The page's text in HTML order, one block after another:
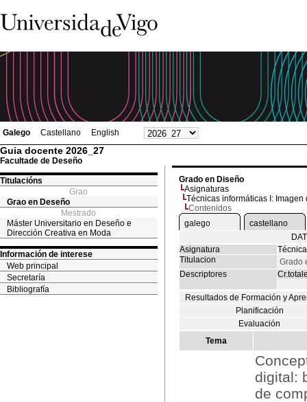
Galego Castellano English
Guia docente 2026_27
Facultade de Deseño
Titulacións
Grao
Grao en Deseño
Mestrado
Máster Universitario en Deseño e
Dirección Creativa en Moda
Información de interese
Web principal
Secretaría
Bibliografía
Grado en Diseño
Asignaturas
Técnicas informáticas I: Imagen
Contenidos
galego
castellano
Asignatura
Titulacion
Grado
Descriptores
Resultados de Formación y
Planificación
Evaluación
Tema
digital:
de